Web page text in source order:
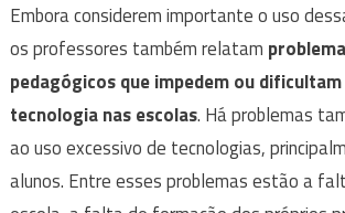
Embora considerem importante o uso
os professores também relatam
pedagógicos que impedem ou
tecnologia nas escolas. Há problemas
ao uso excessivo de tecnologias,
alunos. Entre esses problemas estão a